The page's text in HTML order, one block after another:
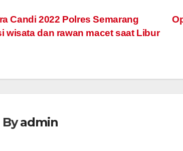
Candi 2022 Polres Semarang
wisata dan rawan macet saat Libur
Byadmin